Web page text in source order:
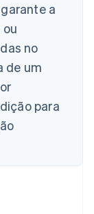
a
no
de um
para